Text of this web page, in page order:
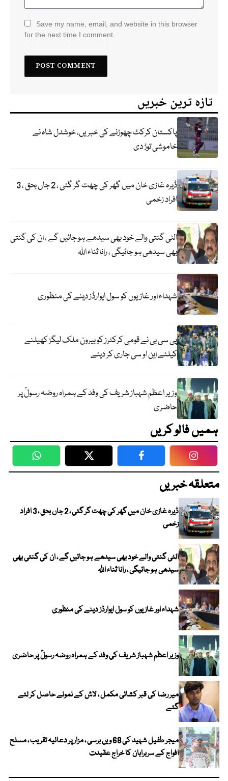
Save my name, email, and website in this browser
for the next time I comment.
تازہ ترین خبریں
پاکستان کرکٹ چھوڑنے کی خبریں، خوشدل شاہ نے
خاموشی توڑ دی
ڈیرہ غازی خان میں گھر کی چھت گر گئی ، 2 جاں بحق ، 3
افراد زخمی
الٹی گنتی والے خود بھی سیدھے ہو جائیں گے ، ان کی گنتی
بھی سیدھی ہو جائیگی ، رانا ثناء اللہ
شہداء اور غازیوں کو سول ایوارڈز دینے کی منظوری
پی سی بی نے قومی کرکٹرز کو بیرون ملک لیگز کھیلنے
کیلئے این او سی جاری کر دیئے
وزیر اعظم شہباز شریف کی وفد کے ہمراہ روضہ رسولؐ پر
حاضری
ہمیں فالو کریں
WhatsApp Twitter Facebook
متعلقہ خبریں
ڈیرہ غازی خان میں گھر کی چھت گر گئی ، 2 جاں بحق ، 3 افراد
زخمی
الٹی گنتی والے خود بھی سیدھے ہو جائیں گے ، ان کی گنتی بھی
سیدھی ہو جائیگی ، رانا ثناء اللہ
شہداء اور غازیوں کو سول ایوارڈز دینے کی منظوری
وزیر اعظم شہباز شریف کی وفد کے ہمراہ روضہ رسولؐ پر حاضری
میر رضا کی قبر کشائی مکمل ، لاش کے نمونے حاصل کر لئے
گئے
میجر طفیل شہید کی 68 ویں برسی ، مزار پر دعائیہ تقریب ، مسلح
افواج کے سربراہان کا خراج عقیدت